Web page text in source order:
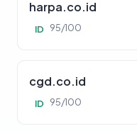
harpa.co.id
ID 95/100
cgd.co.id
ID 95/100